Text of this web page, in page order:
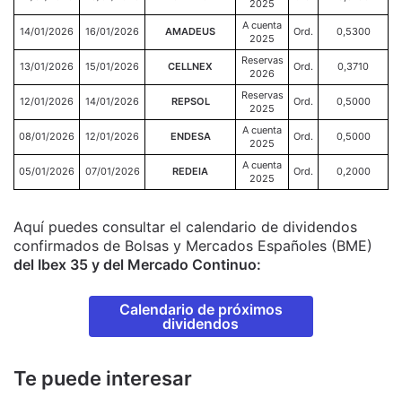
2025
14/01/2026 16/01/2026 AMADEUS
A cuenta
2025
Ord. 0,5300
13/01/2026 15/01/2026 CELLNEX
Reservas
2026
Ord. 0,3710
12/01/2026 14/01/2026 REPSOL
Reservas
2025
Ord. 0,5000
08/01/2026 12/01/2026 ENDESA
A cuenta
2025
Ord. 0,5000
05/01/2026 07/01/2026 REDEIA
A cuenta
2025
Ord. 0,2000
Aquí puedes consultar el calendario de dividendos
confirmados de Bolsas y Mercados Españoles (BME)
del Ibex 35 y del Mercado Continuo:
Calendario de próximos
dividendos
Te puede interesar